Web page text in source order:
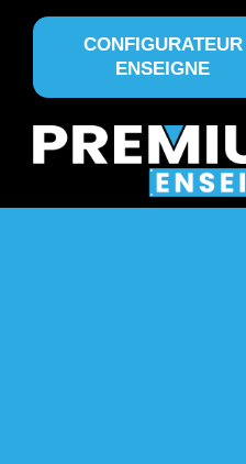
CONFIGURATEUR
ENSEIGNE